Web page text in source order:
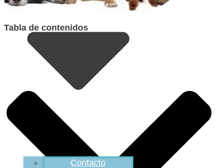
Contacto
Tabla de contenidos